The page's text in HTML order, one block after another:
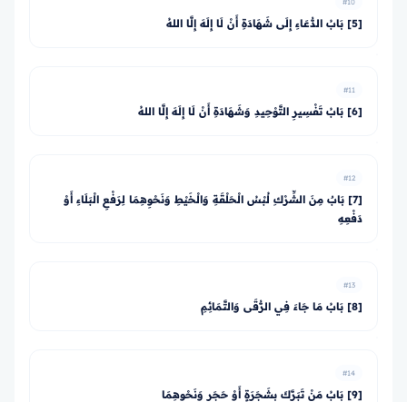
#10
[5] بَابُ الدُّعَاءِ إِلَى شَهَادَةِ أَنْ لَا إِلَهَ إِلَّا اللهُ
#11
[6] بَابُ تَفْسِيرِ التَّوْحِيدِ وَشَهَادَةِ أَنْ لَا إِلَهَ إِلَّا اللهُ
#12
[7] بَابٌ مِنَ الشِّرْكِ لُبْسُ الْحَلْقَةِ وَالْخَيْطِ وَنَحْوِهِمَا لِرَفْعِ الْبَلَاءِ أَوْ
دَفْعِهِ
#13
[8] بَابُ مَا جَاءَ فِي الرُّقَى وَالتَّمَائِمِ
#14
[9] بَابُ مَنْ تَبَرَّكَ بِشَجَرَةٍ أَوْ حَجَرٍ وَنَحْوِهِمَا